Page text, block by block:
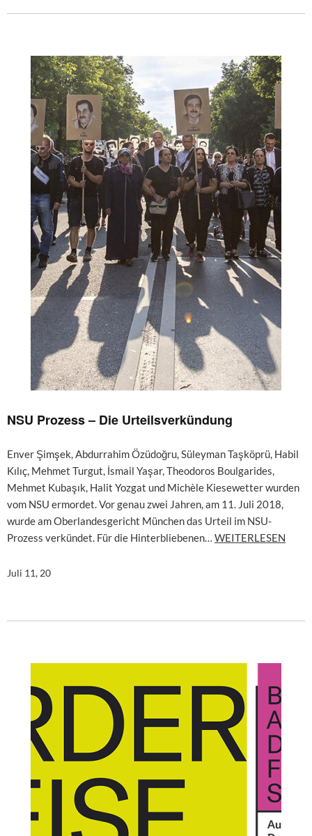
NSU Prozess – Die Urteilsverkündung
Enver Şimşek, Abdurrahim Özüdoğru, Süleyman Taşköprü, Habil
Kılıç, Mehmet Turgut, İsmail Yaşar, Theodoros Boulgarides,
Mehmet Kubaşık, Halit Yozgat und Michèle Kiesewetter wurden
vom NSU ermordet. Vor genau zwei Jahren, am 11. Juli 2018,
wurde am Oberlandesgericht München das Urteil im NSU-
Prozess verkündet. Für die Hinterbliebenen… WEITERLESEN
Juli 11, 20